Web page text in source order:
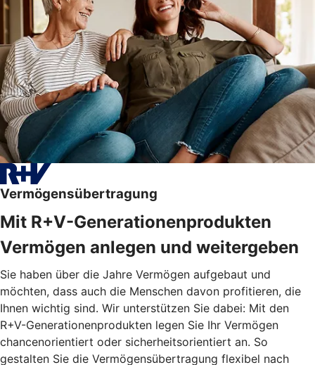
Vermögensübertragung
Mit R+V-Generationenprodukten
Vermögen anlegen und weitergeben
Sie haben über die Jahre Vermögen aufgebaut und
möchten, dass auch die Menschen davon profitieren, die
Ihnen wichtig sind. Wir unterstützen Sie dabei: Mit den
R+V-Generationenprodukten legen Sie Ihr Vermögen
chancenorientiert oder sicherheitsorientiert an. So
gestalten Sie die Vermögensübertragung flexibel nach